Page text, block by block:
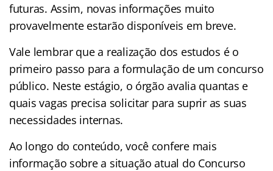
futuras. Assim, novas informações muito
provavelmente estarão disponíveis em breve.
Vale lembrar que a realização dos estudos é o
primeiro passo para a formulação de um concurso
público. Neste estágio, o órgão avalia quantas e
quais vagas precisa solicitar para suprir as suas
necessidades internas.
Ao longo do conteúdo, você confere mais
informação sobre a situação atual do Concurso